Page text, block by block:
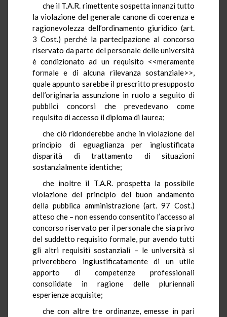
che il T.A.R. rimettente sospetta innanzi tutto
la violazione del generale canone di coerenza e
ragionevolezza dell’ordinamento giuridico (art.
3 Cost.) perché la partecipazione al concorso
riservato da parte del personale delle università
è condizionato ad un requisito <<meramente
formale e di alcuna rilevanza sostanziale>>,
quale appunto sarebbe il prescritto presupposto
dell’originaria assunzione in ruolo a seguito di
pubblici concorsi che prevedevano come
requisito di accesso il diploma di laurea;
che ciò ridonderebbe anche in violazione del
principio di eguaglianza per ingiustificata
disparità di trattamento di situazioni
sostanzialmente identiche;
che inoltre il T.A.R. prospetta la possibile
violazione del principio del buon andamento
della pubblica amministrazione (art. 97 Cost.)
atteso che – non essendo consentito l’accesso al
concorso riservato per il personale che sia privo
del suddetto requisito formale, pur avendo tutti
gli altri requisiti sostanziali – le università si
priverebbero ingiustificatamente di un utile
apporto di competenze professionali
consolidate in ragione delle pluriennali
esperienze acquisite;
che con altre tre ordinanze, emesse in pari